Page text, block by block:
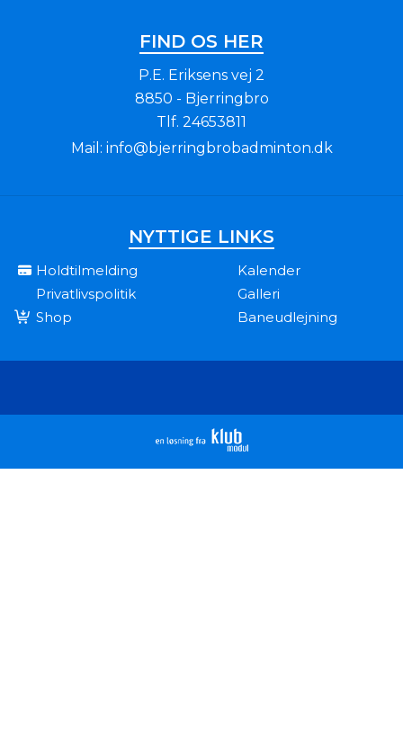
FIND OS HER
P.E. Eriksens vej 2
8850 - Bjerringbro
Tlf. 24653811
Mail: info@bjerringbrobadminton.dk
NYTTIGE LINKS
Holdtilmelding
Kalender
Privatlivspolitik
Galleri
Shop
Baneudlejning